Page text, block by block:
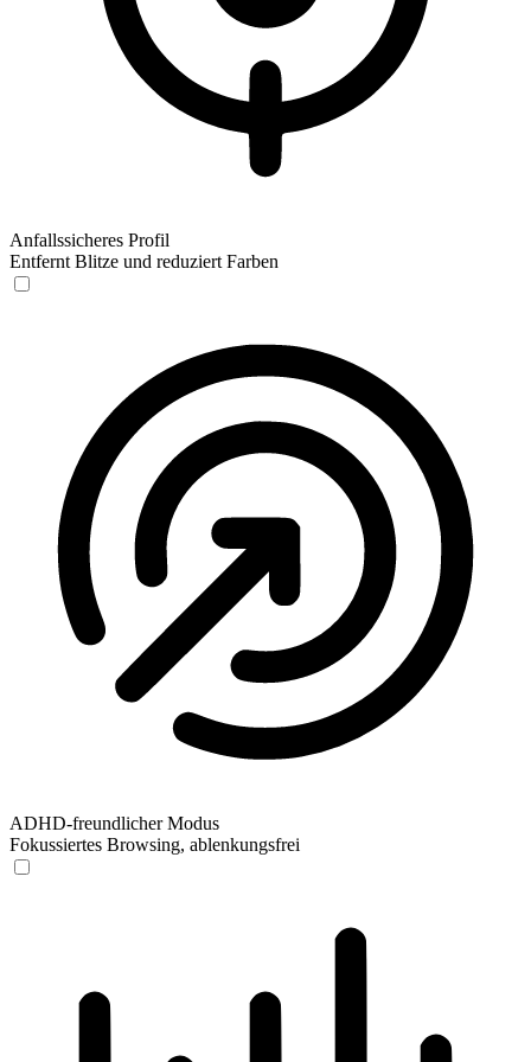
Anfallssicheres Profil
Entfernt Blitze und reduziert Farben
ADHD-freundlicher Modus
Fokussiertes Browsing, ablenkungsfrei